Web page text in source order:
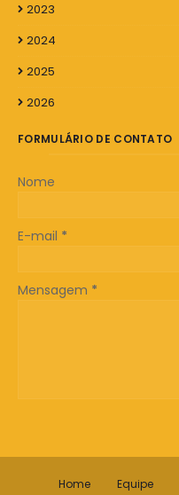
2023
2024
2025
2026
FORMULÁRIO DE CONTATO
Nome
E-mail *
Mensagem *
Home Equipe